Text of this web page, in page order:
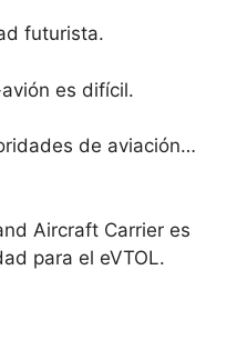
futurista.
es difícil.
de aviación…
Aircraft Carrier es
para el eVTOL.